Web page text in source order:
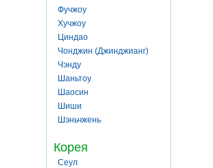
Фучжоу
Хучжоу
Циндао
Чонджин (Джинджианг)
Чэнду
Шаньтоу
Шаосин
Шиши
Шэньчжень
Корея
Сеул